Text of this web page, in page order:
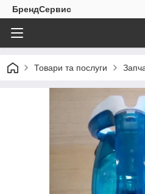
БрендСервис
Товари та послуги